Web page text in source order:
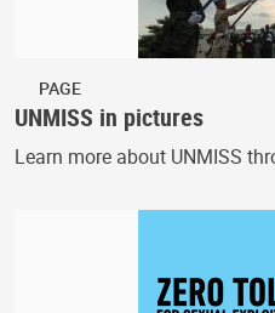
PAGE
UNMISS in pictures
Learn more about UNMISS